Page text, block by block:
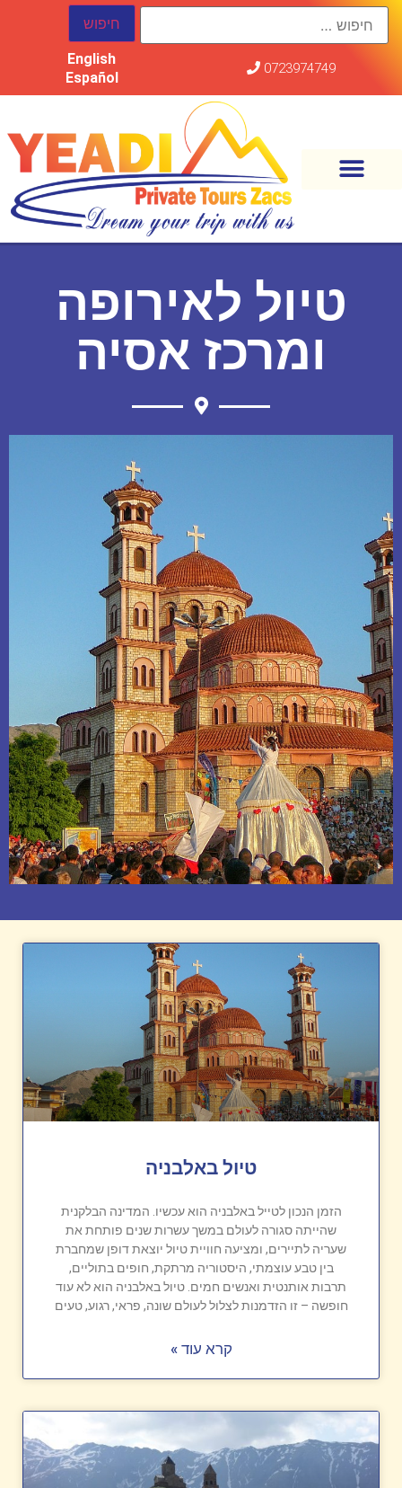
0723974749
English
Español
טיול לאירופה
ומרכז אסיה
טיול באלבניה
הזמן הנכון לטייל באלבניה הוא עכשיו. המדינה הבלקנית
שהייתה סגורה לעולם במשך עשרות שנים פותחת את
שעריה לתיירים, ומציעה חוויית טיול יוצאת דופן שמחברת
בין טבע עוצמתי, היסטוריה מרתקת, חופים בתוליים,
תרבות אותנטית ואנשים חמים. טיול באלבניה הוא לא עוד
חופשה – זו הזדמנות לצלול לעולם שונה, פראי, רגוע, טעים
קרא עוד »